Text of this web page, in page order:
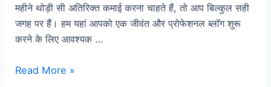
महीने थोड़ी सी अतिरिक्त कमाई करना चाहते हैं, तो आप बिल्कुल सही
जगह पर हैं। हम यहां आपको एक जीवंत और प्रोफेशनल ब्लॉग शुरू
करने के लिए आवश्यक …
Read More »